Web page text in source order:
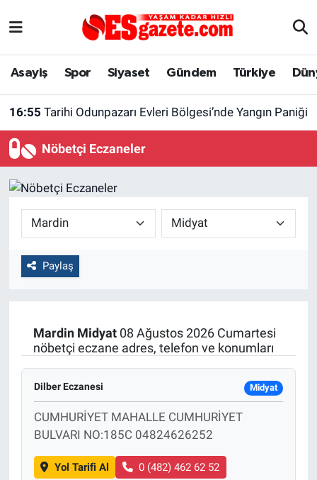
Asayiş Spor Siyaset Gündem Türkiye
16:55 Tarihi Odunpazarı Evleri Bölgesi’nde Yangın Paniği
Nöbetçi Eczaneler
Paylaş
Mardin Midyat08 Ağustos 2026 Cumartesi
nöbetçi eczane adres, telefon ve konumları
Dilber Eczanesi Midyat
CUMHURİYET MAHALLE CUMHURİYET
BULVARI NO:185C 04824626252
Yol Tarifi Al 0 (482) 462 62 52
Asayiş
Türkiye
Dünya
Sağlık
Yaşam
Eskişehir Arşivi
Röportaj
Ekonomi
Politika
Bilecik
Kütahya
Eskişehir Nöbetçi Eczaneler
Tüm Manşetler
Son Dakika Haberleri
Haber Arşivi